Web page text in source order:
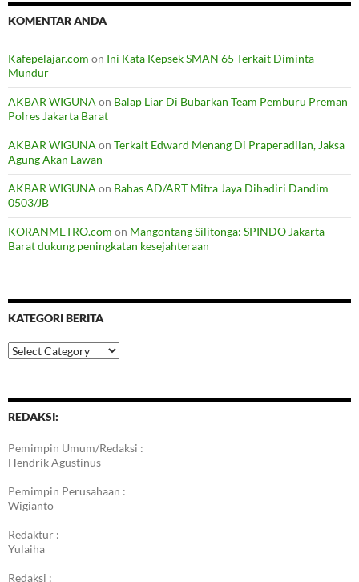
KOMENTAR ANDA
Kafepelajar.com on Ini Kata Kepsek SMAN 65 Terkait Diminta
Mundur
AKBAR WIGUNA on Balap Liar Di Bubarkan Team Pemburu Preman
Polres Jakarta Barat
AKBAR WIGUNA on Terkait Edward Menang Di Praperadilan, Jaksa
Agung Akan Lawan
AKBAR WIGUNA on Bahas AD/ART Mitra Jaya Dihadiri Dandim
0503/JB
KORANMETRO.com on Mangontang Silitonga: SPINDO Jakarta
Barat dukung peningkatan kesejahteraan
KATEGORI BERITA
Kategori
Berita
REDAKSI:
Pemimpin Umum/Redaksi :
Hendrik Agustinus
Pemimpin Perusahaan :
Wigianto
Redaktur :
Yulaiha
Redaksi :